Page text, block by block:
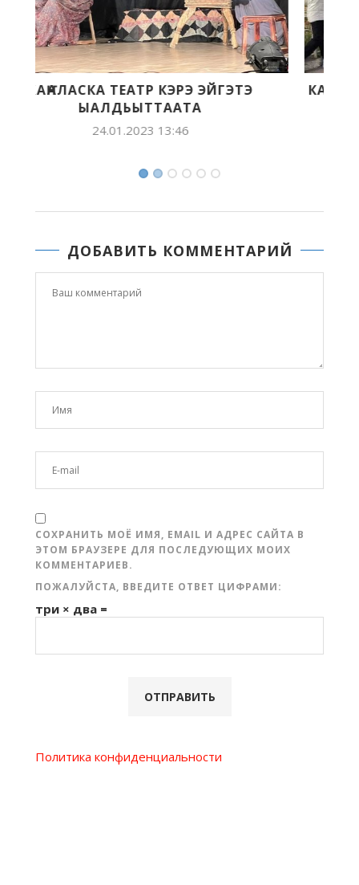
КАК НАША ШКОЛА ЗАПОЛНИЛА ЦЕЛЫЙ
ЗАЛ ТЮЗА
10.10.2022 15:30
ДОБАВИТЬ КОММЕНТАРИЙ
СОХРАНИТЬ МОЁ ИМЯ, EMAIL И АДРЕС САЙТА В
ЭТОМ БРАУЗЕРЕ ДЛЯ ПОСЛЕДУЮЩИХ МОИХ
КОММЕНТАРИЕВ.
ПОЖАЛУЙСТА, ВВЕДИТЕ ОТВЕТ ЦИФРАМИ:
три × два =
Политика конфиденциальности